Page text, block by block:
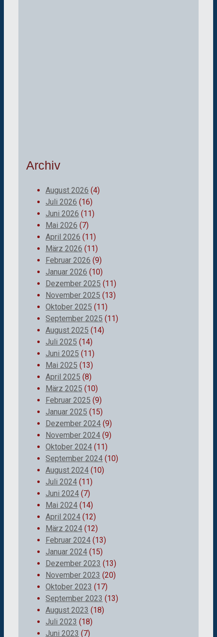
Archiv
August 2026 (4)
Juli 2026 (16)
Juni 2026 (11)
Mai 2026 (7)
April 2026 (11)
März 2026 (11)
Februar 2026 (9)
Januar 2026 (10)
Dezember 2025 (11)
November 2025 (13)
Oktober 2025 (11)
September 2025 (11)
August 2025 (14)
Juli 2025 (14)
Juni 2025 (11)
Mai 2025 (13)
April 2025 (8)
März 2025 (10)
Februar 2025 (9)
Januar 2025 (15)
Dezember 2024 (9)
November 2024 (9)
Oktober 2024 (11)
September 2024 (10)
August 2024 (10)
Juli 2024 (11)
Juni 2024 (7)
Mai 2024 (14)
April 2024 (12)
März 2024 (12)
Februar 2024 (13)
Januar 2024 (15)
Dezember 2023 (13)
November 2023 (20)
Oktober 2023 (17)
September 2023 (13)
August 2023 (18)
Juli 2023 (18)
Juni 2023 (7)